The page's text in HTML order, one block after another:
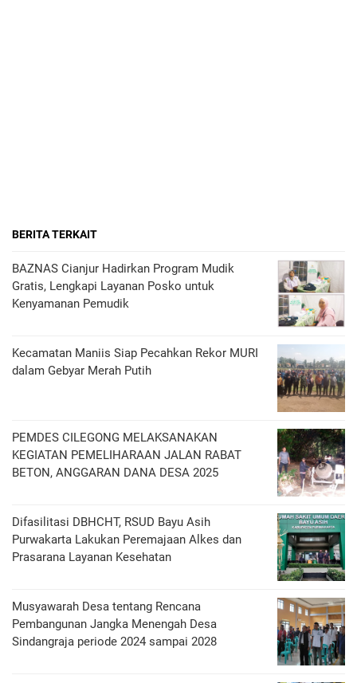
BERITA TERKAIT
BAZNAS Cianjur Hadirkan Program Mudik
Gratis, Lengkapi Layanan Posko untuk
Kenyamanan Pemudik
Kecamatan Maniis Siap Pecahkan Rekor MURI
dalam Gebyar Merah Putih
PEMDES CILEGONG MELAKSANAKAN
KEGIATAN PEMELIHARAAN JALAN RABAT
BETON, ANGGARAN DANA DESA 2025
Difasilitasi DBHCHT, RSUD Bayu Asih
Purwakarta Lakukan Peremajaan Alkes dan
Prasarana Layanan Kesehatan
Musyawarah Desa tentang Rencana
Pembangunan Jangka Menengah Desa
Sindangraja periode 2024 sampai 2028